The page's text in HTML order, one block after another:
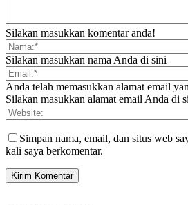
Silakan masukkan komentar anda!
Silakan masukkan nama Anda di sini
Anda telah memasukkan alamat email
Silakan masukkan alamat email Anda di
Simpan nama, email, dan situs web
kali saya berkomentar.